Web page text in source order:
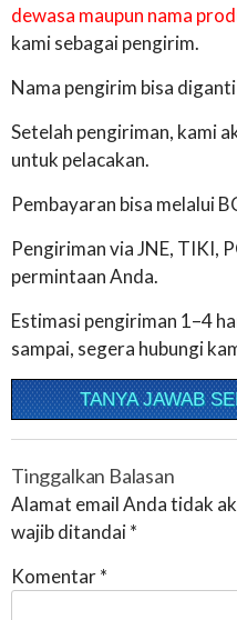
dewasa maupun nama
kami sebagai pengirim.
Nama pengirim bisa
Setelah pengiriman, kami
untuk pelacakan.
Pembayaran bisa melalui
Pengiriman via JNE, TIKI,
permintaan Anda.
Estimasi pengiriman 1–4
sampai, segera hubungi
TANYA JAWAB
Tinggalkan Balasan
Alamat email Anda tidak
wajib ditandai*
Komentar*